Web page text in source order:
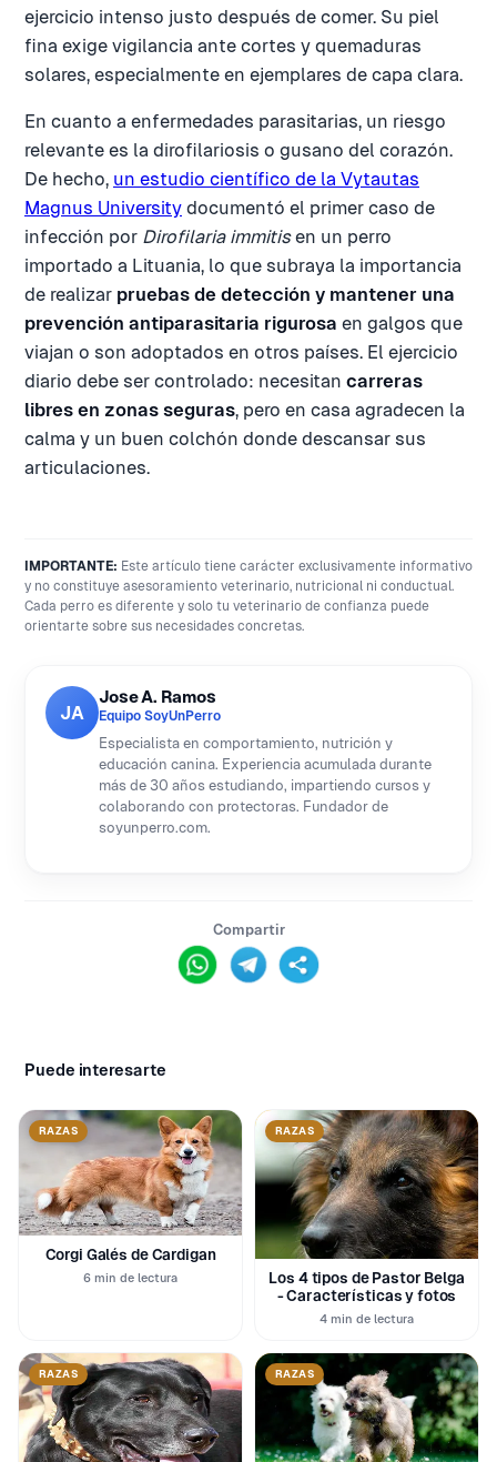
ejercicio intenso justo después de comer. Su piel
fina exige vigilancia ante cortes y quemaduras
solares, especialmente en ejemplares de capa clara.
En cuanto a enfermedades parasitarias, un riesgo
relevante es la dirofilariosis o gusano del corazón.
De hecho, un estudio científico de la Vytautas
Magnus University documentó el primer caso de
infección por Dirofilaria immitisen un perro
importado a Lituania, lo que subraya la importancia
de realizar pruebas de detección y mantener una
prevención antiparasitaria rigurosa en galgos que
viajan o son adoptados en otros países. El ejercicio
diario debe ser controlado: necesitan carreras
libres en zonas seguras, pero en casa agradecen la
calma y un buen colchón donde descansar sus
articulaciones.
IMPORTANTE: Este artículo tiene carácter exclusivamente informativo
y no constituye asesoramiento veterinario, nutricional ni conductual.
Cada perro es diferente y solo tu veterinario de confianza puede
orientarte sobre sus necesidades concretas.
JA
Jose A. Ramos
Equipo SoyUnPerro
Especialista en comportamiento, nutrición y
educación canina. Experiencia acumulada durante
más de 30 años estudiando, impartiendo cursos y
colaborando con protectoras. Fundador de
soyunperro.com.
Compartir
Puede interesarte
RAZAS
Corgi Galés de Cardigan
6 min de lectura
RAZAS
Los 4 tipos de Pastor Belga
- Características y fotos
4 min de lectura
RAZAS RAZAS